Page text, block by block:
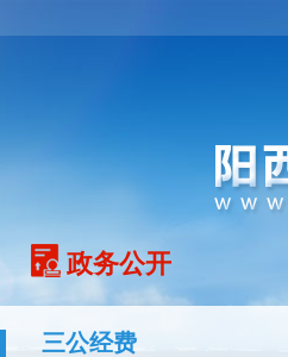
政务公开
三公经费